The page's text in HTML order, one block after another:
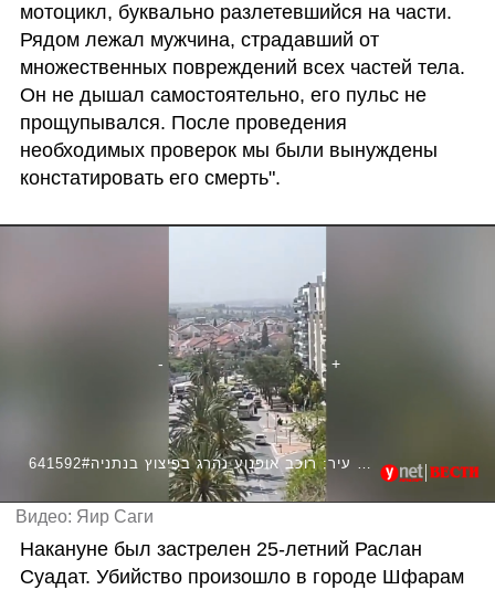
мотоцикл, буквально разлетевшийся на части.
Рядом лежал мужчина, страдавший от
множественных повреждений всех частей тела.
Он не дышал самостоятельно, его пульс не
прощупывался. После проведения
необходимых проверок мы были вынуждены
констатировать его смерть".
Видео: Яир Саги
Накануне был застрелен 25-летний Раслан
Суадат. Убийство произошло в городе Шфарам